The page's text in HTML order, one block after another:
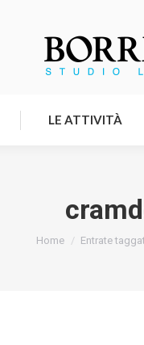
LE ATTIVITÀ
Tu sei qui:
Home Entrate
LO STUDIO